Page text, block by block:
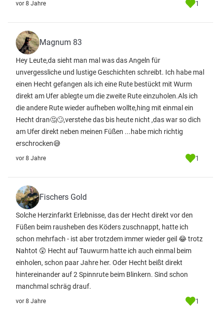
vor 8 Jahre 1
Magnum 83
Hey Leute,da sieht man mal was das Angeln für
unvergessliche und lustige Geschichten schreibt. Ich habe mal
einen Hecht gefangen als ich eine Rute bestückt mit Wurm
direkt am Ufer ablegte um die zweite Rute einzuholen.Als ich
die andere Rute wieder aufheben wollte,hing mit einmal ein
Hecht dran🤔🙄,verstehe das bis heute nicht ,das war so dich
am Ufer direkt neben meinen Füßen ...habe mich richtig
erschrocken😅
vor 8 Jahre 1
Fischers Gold
Solche Herzinfarkt Erlebnisse, das der Hecht direkt vor den
Füßen beim rausheben des Köders zuschnappt, hatte ich
schon mehrfach - ist aber trotzdem immer wieder geil 😂 trotz
Nahtot 😲 Hecht auf Tauwurm hatte ich auch einmal beim
einholen, schon paar Jahre her. Oder Hecht beißt direkt
hintereinander auf 2 Spinnrute beim Blinkern. Sind schon
manchmal schräg drauf.
vor 8 Jahre 1